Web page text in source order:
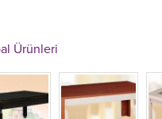
Ürünleri